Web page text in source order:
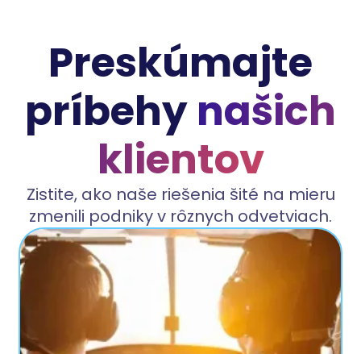
Preskúmajte
príbehy našich
klientov
Zistite, ako naše riešenia šité na mieru
zmenili podniky v rôznych odvetviach.